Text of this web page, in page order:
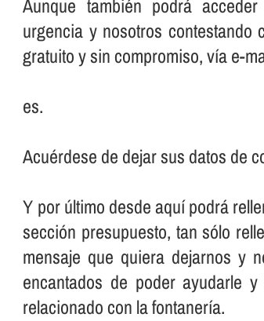
Aunque también podrá
urgencia y nosotros contestando
gratuito y sin compromiso, ví­a e-
es.
Acuérdese de dejar sus datos de
Y por último desde aquí­ podrá
sección presupuesto, tan sólo
mensaje que quiera dejarnos y
encantados de poder ayudarle
relacionado con la fontanerí­a.